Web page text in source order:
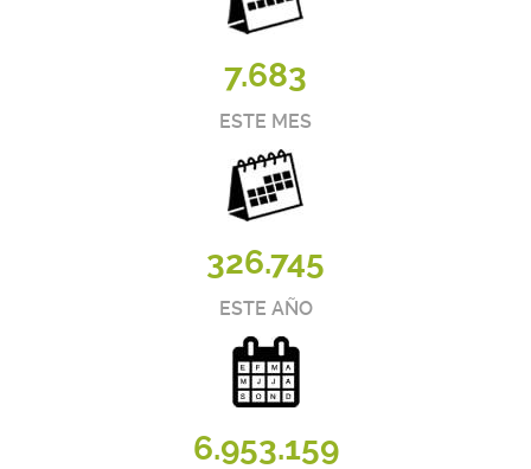
7.683
ESTE MES
326.745
ESTE AÑO
6.953.159